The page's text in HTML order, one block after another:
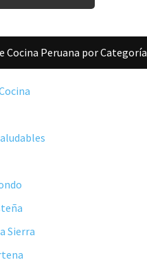
Cocina Peruana por Categoría
Sierra